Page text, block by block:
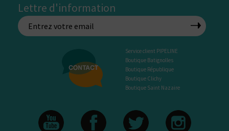
Lettre d'information
Service client PIPELINE
Boutique Batignolles
Boutique République
Boutique Clichy
Boutique Saint Nazaire